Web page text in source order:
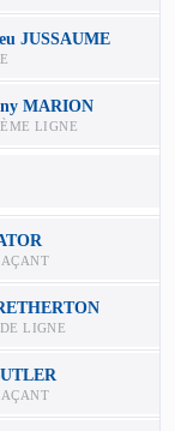
JUSSAUME
MARION
LIGNE
LIGNE